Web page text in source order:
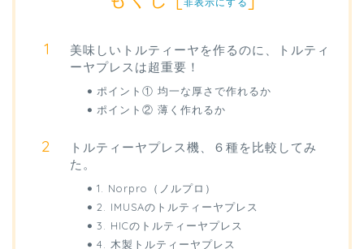
美味しいトルティーヤを作るのに、トルティ
ーヤプレスは超重要！
ポイント① 均一な厚さで作れるか
ポイント② 薄く作れるか
トルティーヤプレス機、６種を比較してみ
た。
1. Norpro（ノルプロ）
2. IMUSAのトルティーヤプレス
3. HICのトルティーヤプレス
4. 木製トルティーヤプレス